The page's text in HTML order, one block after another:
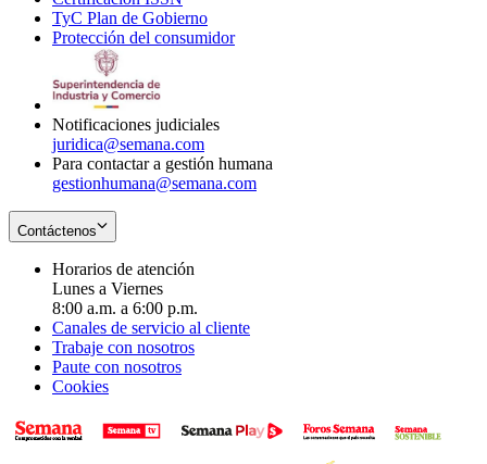
new
window
in
new
TyC Plan de Gobierno
in
Protección del consumidorOpens
Notificaciones judiciales
juridica@semana.com
Para contactar a gestión humana
gestionhumana@semana.com
Contáctenos
Horarios de atención
Lunes a Viernes
8:00 a.m. a 6:00 p.m.
Canales de servicio al cliente
Trabaje con nosotros
Paute con nosotros
Cookies